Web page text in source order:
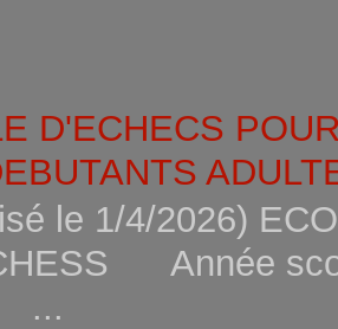
D'ECHECS
le 1/4/2026)
Année